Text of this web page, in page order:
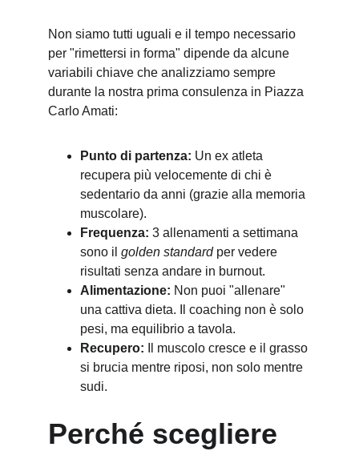
Non siamo tutti uguali e il tempo necessario
per "rimettersi in forma" dipende da alcune
variabili chiave che analizziamo sempre
durante la nostra prima consulenza in Piazza
Carlo Amati:
Punto di partenza: Un ex atleta
recupera più velocemente di chi è
sedentario da anni (grazie alla memoria
muscolare).
Frequenza: 3 allenamenti a settimana
sono il golden standard per vedere
risultati senza andare in burnout.
Alimentazione: Non puoi "allenare"
una cattiva dieta. Il coaching non è solo
pesi, ma equilibrio a tavola.
Recupero: Il muscolo cresce e il grasso
si brucia mentre riposi, non solo mentre
sudi.
Perché scegliere